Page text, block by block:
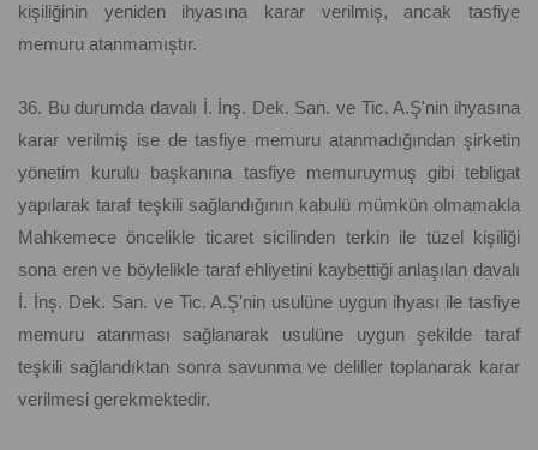
kişiliğinin yeniden ihyasına karar verilmiş, ancak tasfiye
memuru atanmamıştır.
36. Bu durumda davalı İ. İnş. Dek. San. ve Tic. A.Ş'nin ihyasına
karar verilmiş ise de tasfiye memuru atanmadığından şirketin
yönetim kurulu başkanına tasfiye memuruymuş gibi tebligat
yapılarak taraf teşkili sağlandığının kabulü mümkün olmamakla
Mahkemece öncelikle ticaret sicilinden terkin ile tüzel kişiliği
sona eren ve böylelikle taraf ehliyetini kaybettiği anlaşılan davalı
İ. İnş. Dek. San. ve Tic. A.Ş'nin usulüne uygun ihyası ile tasfiye
memuru atanması sağlanarak usulüne uygun şekilde taraf
teşkili sağlandıktan sonra savunma ve deliller toplanarak karar
verilmesi gerekmektedir.